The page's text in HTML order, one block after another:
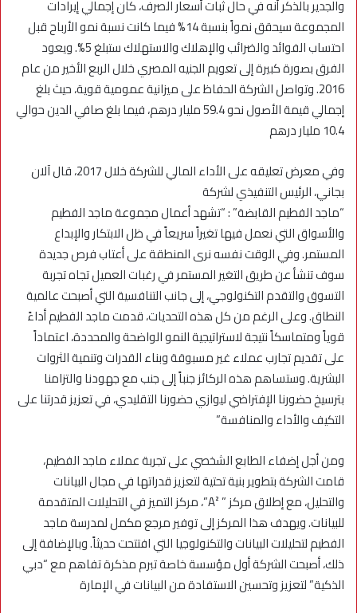
والجدير بالذكر أنه في حال ثبات أسعار الصرف، كان إجمالي إيرادات
المجموعة سيحقق نمواً بنسبة 14% فيما كانت نسبة نمو الأرباح قبل
احتساب الفوائد والضرائب والإهلاك والاستهلاك ستبلغ 5%. ويعود
الفرق بصورة كبيرة إلى تعويم الجنيه المصري خلال الربع الأخير من عام
2016. وتواصل الشركة الحفاظ على ميزانية عمومية قوية، حيث بلغ
إجمالي قيمة الأصول نحو 59.4 مليار درهم، فيما بلغ صافي الدين حوالي
10.4 مليار درهم
وفي معرض تعليقه على الأداء المالي للشركة خلال 2017، قال آلان
بجاني، الرئيس التنفيذي لشركة
“ماجد الفطيم القابضة” : “تشهد أعمال مجموعة ماجد الفطيم
والأسواق التي نعمل فيها تغيراً سريعاً في ظل الابتكار والإبداع
المستمر. وفي الوقت نفسه نرى المنطقة على أعتاب فرص جديدة
سوف تنشأ عن طريق التغير المستمر في رغبات العميل تجاه تجربة
التسوق والتقدم التكنولوجي، إلى جانب التنافسية التي أصبحت عالمية
النطاق. وعلى الرغم من كل هذه التحديات، قدمت ماجد الفطيم أداءً
قوياً ومتماسكاً نتيجة لاستراتيجية النمو الواضحة والمحددة، اعتماداً
على تقديم تجارب عملاء غير مسبوقة وبناء القدرات وتنمية الثروات
البشرية. وستساهم هذه الركائز جنباً إلى جنب مع جهودنا والتزامنا
بترسيخ حضورنا الإفتراضي ليوازي حضورنا التقليدي، في تعزيز قدرتنا على
التكيف والأداء والمنافسة”
ومن أجل إضفاء الطابع الشخصي على تجربة عملاء ماجد الفطيم،
قامت الشركة بتطوير بنية تحتية لتعزيز قدراتها في مجال البيانات
والتحليل، مع إطلاق مركز ” A²”، مركز التميز في التحليلات المتقدمة
للبيانات. ويهدف هذا المركز إلى توفير مرجع مكمل لمدرسة ماجد
الفطيم لتحليلات البيانات والتكنولوجيا التي افتتحت حديثاً. وبالإضافة إلى
ذلك، أصبحت الشركة أول مؤسسة خاصة تبرم مذكرة تفاهم مع “دبي
الذكية” لتعزيز وتحسين الاستفادة من البيانات في الإمارة